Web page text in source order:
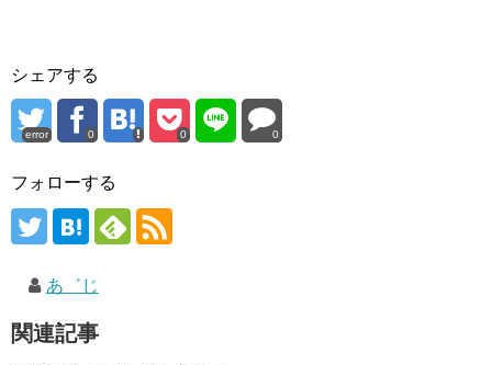
シェアする
error 0 0 0
フォローする
あ゛じ
関連記事